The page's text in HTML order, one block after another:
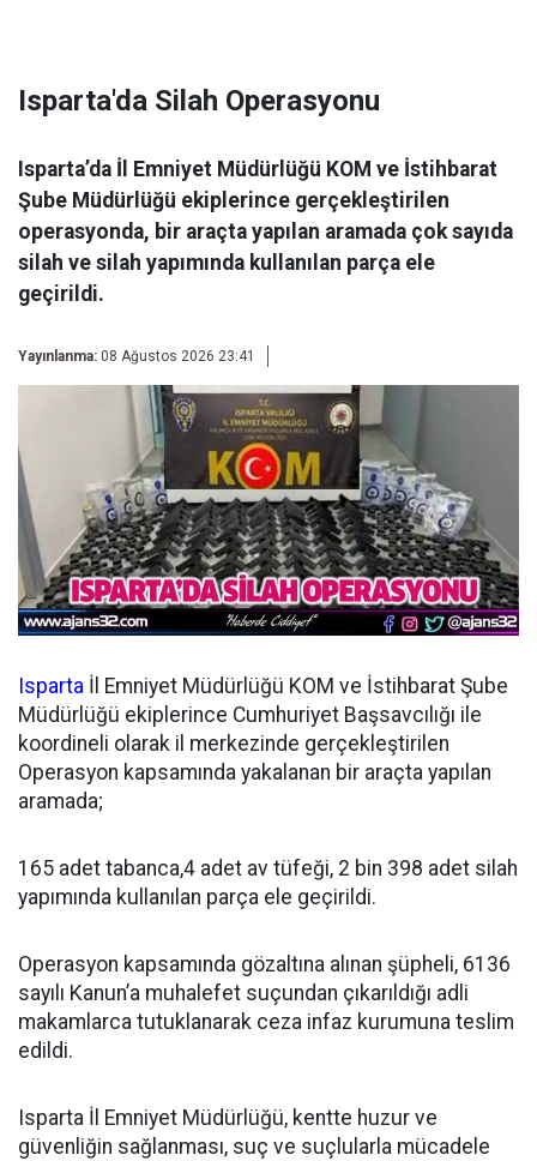
Isparta'da Silah Operasyonu
Isparta’da İl Emniyet Müdürlüğü KOM ve İstihbarat
Şube Müdürlüğü ekiplerince gerçekleştirilen
operasyonda, bir araçta yapılan aramada çok sayıda
silah ve silah yapımında kullanılan parça ele
geçirildi.
Yayınlanma: 08 Ağustos 2026 23:41
Isparta İl Emniyet Müdürlüğü KOM ve İstihbarat Şube
Müdürlüğü ekiplerince Cumhuriyet Başsavcılığı ile
koordineli olarak il merkezinde gerçekleştirilen
Operasyon kapsamında yakalanan bir araçta yapılan
aramada;
165 adet tabanca,4 adet av tüfeği, 2 bin 398 adet silah
yapımında kullanılan parça ele geçirildi.
Operasyon kapsamında gözaltına alınan şüpheli, 6136
sayılı Kanun’a muhalefet suçundan çıkarıldığı adli
makamlarca tutuklanarak ceza infaz kurumuna teslim
edildi.
Isparta İl Emniyet Müdürlüğü, kentte huzur ve
güvenliğin sağlanması, suç ve suçlularla mücadele